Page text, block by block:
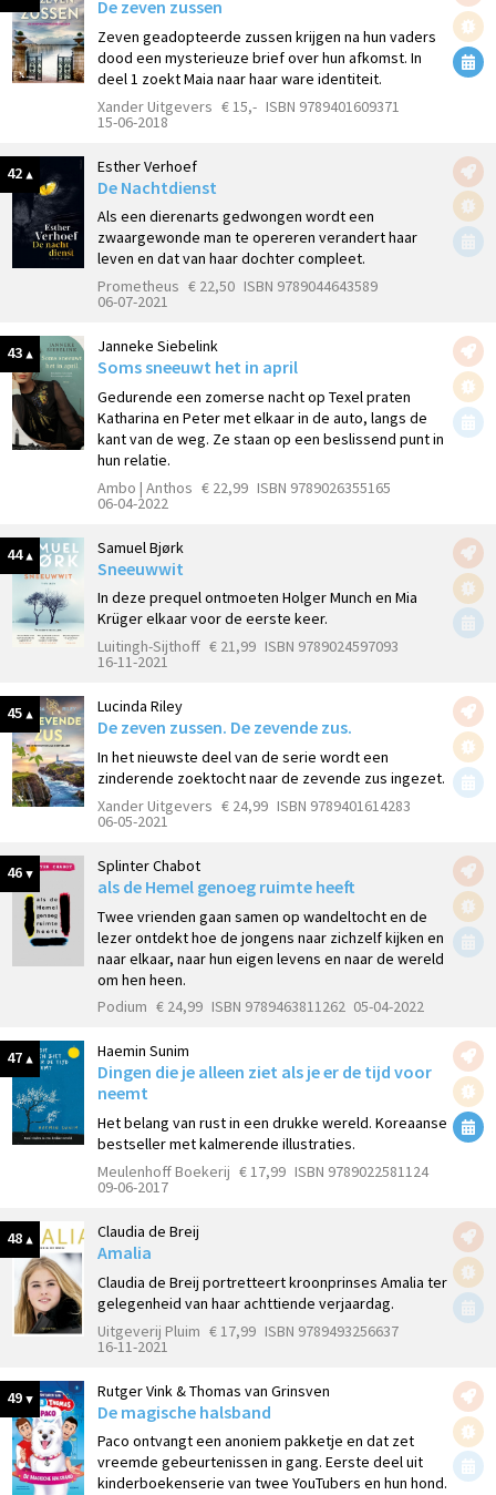
De zeven zussen
Zeven geadopteerde zussen krijgen na hun vaders
dood een mysterieuze brief over hun afkomst. In
deel 1 zoekt Maia naar haar ware identiteit.
Xander Uitgevers € 15,- ISBN 9789401609371
15-06-2018
42 Esther Verhoef
De Nachtdienst
Als een dierenarts gedwongen wordt een
zwaargewonde man te opereren verandert haar
leven en dat van haar dochter compleet.
Prometheus € 22,50 ISBN 9789044643589
06-07-2021
43 Janneke Siebelink
Soms sneeuwt het in april
Gedurende een zomerse nacht op Texel praten
Katharina en Peter met elkaar in de auto, langs de
kant van de weg. Ze staan op een beslissend punt in
hun relatie.
Ambo | Anthos € 22,99 ISBN 9789026355165
06-04-2022
44 Samuel Bjørk
Sneeuwwit
In deze prequel ontmoeten Holger Munch en Mia
Krüger elkaar voor de eerste keer.
Luitingh-Sijthoff € 21,99 ISBN 9789024597093
16-11-2021
45 Lucinda Riley
De zeven zussen. De zevende zus.
In het nieuwste deel van de serie wordt een
zinderende zoektocht naar de zevende zus ingezet.
Xander Uitgevers € 24,99 ISBN 9789401614283
06-05-2021
46 Splinter Chabot
als de Hemel genoeg ruimte heeft
Twee vrienden gaan samen op wandeltocht en de
lezer ontdekt hoe de jongens naar zichzelf kijken en
naar elkaar, naar hun eigen levens en naar de wereld
om hen heen.
Podium € 24,99 ISBN 9789463811262 05-04-2022
47 Haemin Sunim
Dingen die je alleen ziet als je er de tijd voor
neemt
Het belang van rust in een drukke wereld. Koreaanse
bestseller met kalmerende illustraties.
Meulenhoff Boekerij € 17,99 ISBN 9789022581124
09-06-2017
48 Claudia de Breij
Amalia
Claudia de Breij portretteert kroonprinses Amalia ter
gelegenheid van haar achttiende verjaardag.
Uitgeverij Pluim € 17,99 ISBN 9789493256637
16-11-2021
49 Rutger Vink & Thomas van Grinsven
De magische halsband
Paco ontvangt een anoniem pakketje en dat zet
vreemde gebeurtenissen in gang. Eerste deel uit
kinderboekenserie van twee YouTubers en hun hond.